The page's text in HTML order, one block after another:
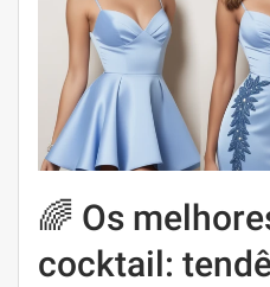
🌈 Os
cocktail: